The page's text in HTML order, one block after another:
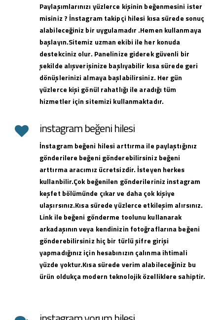
Paylaşımlarınızı yüzlerce kişinin beğenmesini ister
misiniz ? İnstagram takipçi hilesi kısa sürede sonuç
alabileceğiniz bir uygulamadır .Hemen kullanmaya
başlayın.Sitemiz uzman ekibi ile her konuda
destekciniz olur. Panelinize giderek güvenli bir
şekilde alışverişinize başlıyabilir kısa sürede geri
dönüşlerinizi almaya başlabilirsiniz. Her gün
yüzlerce kişi gönül rahatlığı ile aradığı tüm
hizmetler için sitemizi kullanmaktadır.
instagram beğeni hilesi
İnstagram beğeni hilesi arttırma ile paylaştığınız
gönderilere beğeni gönderebilirsiniz beğeni
arttırma aracımız ücretsizdir. İsteyen herkes
kullanbilir.Çok beğenilen gönderileriniz instagram
keşfet bölümünde çıkar ve daha çok kişiye
ulaşırsınız.Kısa sürede yüzlerce etkileşim alırsınız.
Link ile beğeni gönderme toolunu kullanarak
arkadaşının veya kendinizin fotoğraflarına beğeni
gönderebilirsiniz hiç bir türlü şifre girişi
yapmadığınız için hesabınızın çalınma ihtimali
yüzde yoktur.Kısa sürede verim alabileceğiniz bu
ürün oldukça modern teknolojik özelliklere sahiptir.